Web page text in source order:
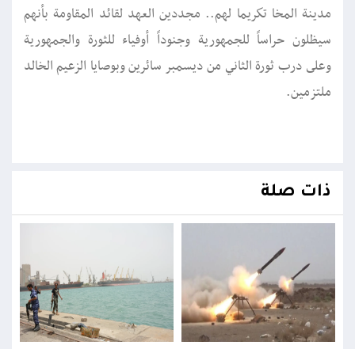
مدينة المخا تكريما لهم.. مجددين العهد لقائد المقاومة بأنهم
سيظلون حراساً للجمهورية وجنوداً أوفياء للثورة والجمهورية
وعلى درب ثورة الثاني من ديسمبر سائرين وبوصايا الزعيم الخالد
ملتزمين.
ذات صلة